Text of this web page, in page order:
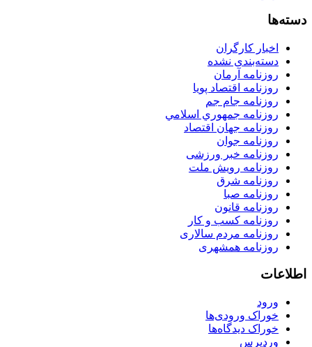
دسته‌ها
اخبار کارگران
دسته‌بندی نشده
روزنامه آرمان
روزنامه اقتصاد پویا
روزنامه جام جم
روزنامه جمهوري اسلامي
روزنامه جهان اقتصاد
روزنامه جوان
روزنامه خبر ورزشى
روزنامه رویش ملت
روزنامه شرق
روزنامه صبا
روزنامه قانون
روزنامه كسب و كار
روزنامه مردم سالاری
روزنامه همشهری
اطلاعات
ورود
خوراک ورودی‌ها
خوراک دیدگاه‌ها
وردپرس